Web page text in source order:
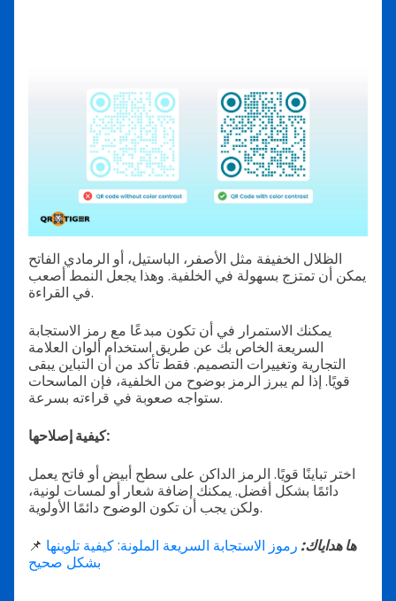
الظلال الخفيفة مثل الأصفر، الباستيل، أو الرمادي الفاتح
يمكن أن تمتزج بسهولة في الخلفية. وهذا يجعل النمط أصعب
في القراءة.
يمكنك الاستمرار في أن تكون مبدعًا مع رمز الاستجابة
السريعة الخاص بك عن طريق استخدام ألوان العلامة
التجارية وتغييرات التصميم. فقط تأكد من أن التباين يبقى
قويًا. إذا لم يبرز الرمز بوضوح من الخلفية، فإن الماسحات
ستواجه صعوبة في قراءته بسرعة.
كيفية إصلاحها:
اختر تباينًا قويًا. الرمز الداكن على سطح أبيض أو فاتح يعمل
دائمًا بشكل أفضل. يمكنك إضافة شعار أو لمسات لونية،
ولكن يجب أن تكون الوضوح دائمًا الأولوية.
📌
ها هداياك: رموز الاستجابة السريعة الملونة: كيفية تلوينها
بشكل صحيح